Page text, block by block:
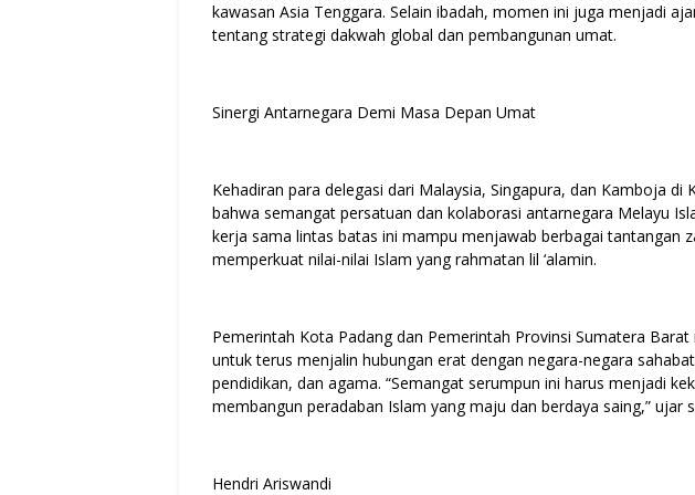
kawasan Asia Tenggara. Selain ibadah, momen ini juga menjadi
tentang strategi dakwah global dan pembangunan umat.
Sinergi Antarnegara Demi Masa Depan Umat
Kehadiran para delegasi dari Malaysia, Singapura, dan Kamboja di
bahwa semangat persatuan dan kolaborasi antarnegara Melayu
kerja sama lintas batas ini mampu menjawab berbagai tantangan
memperkuat nilai-nilai Islam yang rahmatan lil ‘alamin.
Pemerintah Kota Padang dan Pemerintah Provinsi Sumatera
untuk terus menjalin hubungan erat dengan negara-negara
pendidikan, dan agama. “Semangat serumpun ini harus menjadi
membangun peradaban Islam yang maju dan berdaya saing,” ujar
Hendri Ariswandi